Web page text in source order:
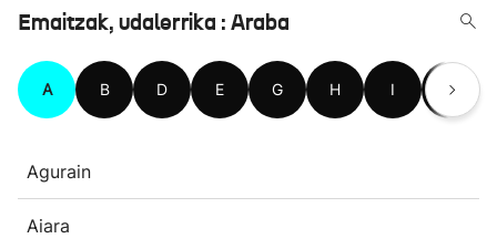
Emaitzak, udalerrika : Araba
A B D E G H I K
Agurain
Aiara